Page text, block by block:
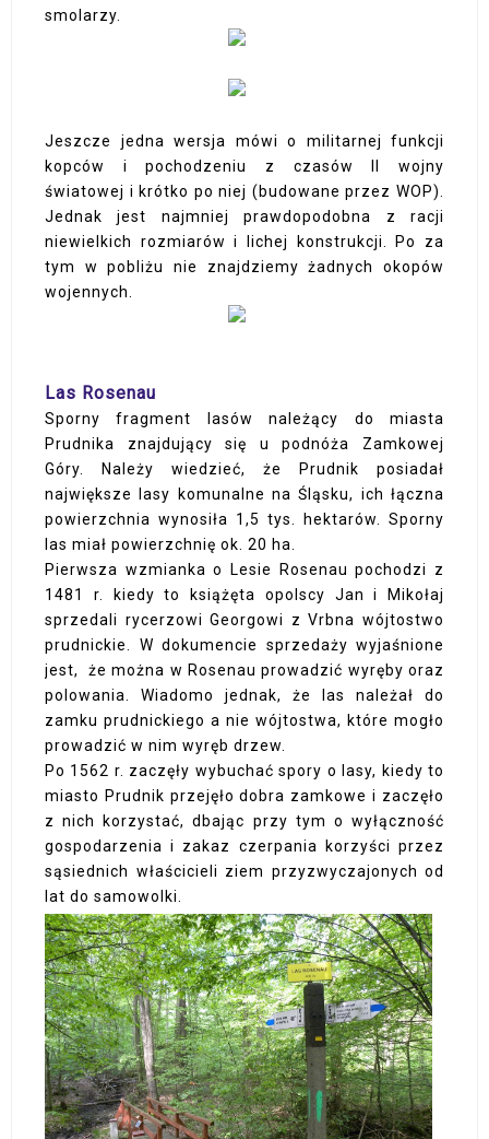
smolarzy.
Jeszcze jedna wersja mówi o militarnej funkcji
kopców i pochodzeniu z czasów II wojny
światowej i krótko po niej (budowane przez WOP).
Jednak jest najmniej prawdopodobna z racji
niewielkich rozmiarów i lichej konstrukcji. Po za
tym w pobliżu nie znajdziemy żadnych okopów
wojennych.
Las Rosenau
Sporny fragment lasów należący do miasta
Prudnika znajdujący się u podnóża Zamkowej
Góry. Należy wiedzieć, że Prudnik posiadał
największe lasy komunalne na Śląsku, ich łączna
powierzchnia wynosiła 1,5 tys. hektarów. Sporny
las miał powierzchnię ok. 20 ha.
Pierwsza wzmianka o Lesie Rosenau pochodzi z
1481 r. kiedy to książęta opolscy Jan i Mikołaj
sprzedali rycerzowi Georgowi z Vrbna wójtostwo
prudnickie. W dokumencie sprzedaży wyjaśnione
jest, że można w Rosenau prowadzić wyręby oraz
polowania. Wiadomo jednak, że las należał do
zamku prudnickiego a nie wójtostwa, które mogło
prowadzić w nim wyręb drzew.
Po 1562 r. zaczęły wybuchać spory o lasy, kiedy to
miasto Prudnik przejęło dobra zamkowe i zaczęło
z nich korzystać, dbając przy tym o wyłączność
gospodarzenia i zakaz czerpania korzyści przez
sąsiednich właścicieli ziem przyzwyczajonych od
lat do samowolki.